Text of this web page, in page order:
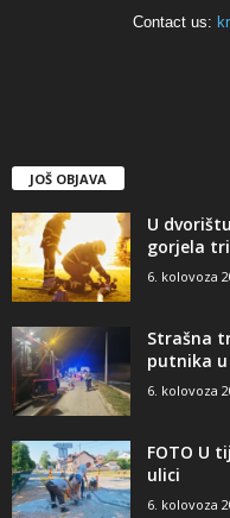
Contact us:
JOŠ OBJAVA
U
gorjela
6. kolovoza
Strašna
putnika
6. kolovoza
FOTO U
ulici
6. kolovoza